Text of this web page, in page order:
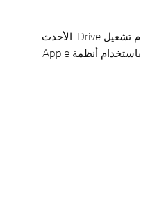
تطوَّر عُنصر الترفيه عبر الخاصيات اللاسلكية في السيارة مع نظام تشغيل iDrive الأحدث
من نوعه. يمكنك الوصول بأمان وسهولة إلى تطبيقاتك المفضلة باستخدام أنظمة Apple